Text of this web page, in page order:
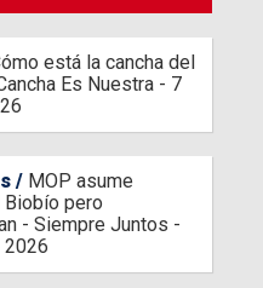
está la cancha del
Es Nuestra - 7
MOP asume
pero
- Siempre Juntos -